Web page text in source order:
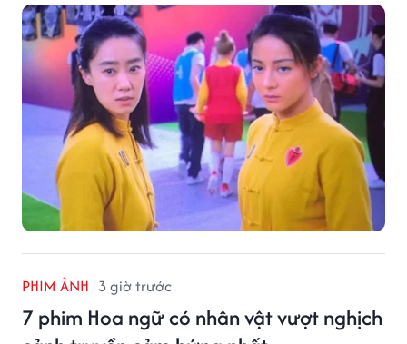
PHIM ẢNH 3 giờ trước
7 phim Hoa ngữ có nhân vật vượt nghịch